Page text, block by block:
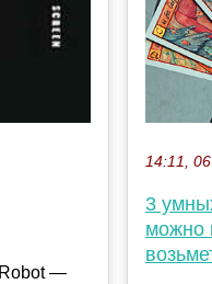
—
14:11,
3
можно